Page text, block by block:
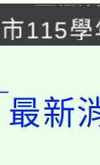
動
115
課)教
校
(課)教
國文
最新